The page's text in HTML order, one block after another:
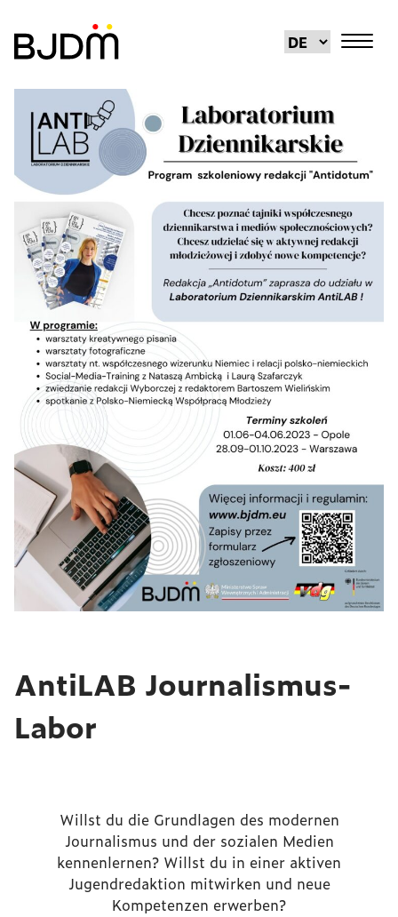
AntiLAB Journalismus-
Labor
Willst du die Grundlagen des modernen
Journalismus und der sozialen Medien
kennenlernen? Willst du in einer aktiven
Jugendredaktion mitwirken und neue
Kompetenzen erwerben?